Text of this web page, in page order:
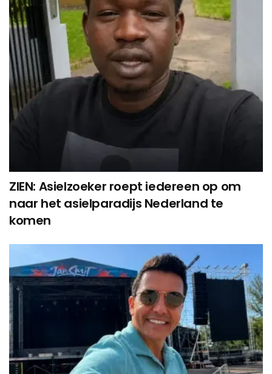
ZIEN: Asielzoeker roept iedereen op om
naar het asielparadijs Nederland te
komen